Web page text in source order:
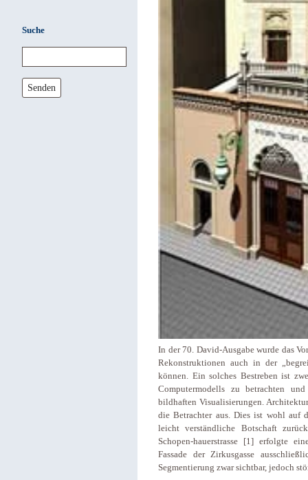
Suche
Senden
In der 70. David-Ausgabe wurde das
Rekonstruktionen auch in der
können. Ein solches Bestreben ist
Computermodells zu betrachten
bildhaften Visualisierungen.
die Betrachter aus. Dies ist wohl auf
leicht verständliche Botschaft
Schopen-hauerstrasse [1] erfolgte
Fassade der Zirkusgasse
Segmentierung zwar sichtbar, jedoch